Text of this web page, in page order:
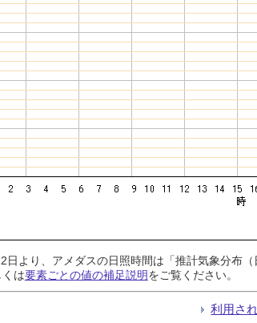
日より、アメダスの日照時間は「推計気象分布
は要素ごとの値の補足説明をご覧ください。
利用さ